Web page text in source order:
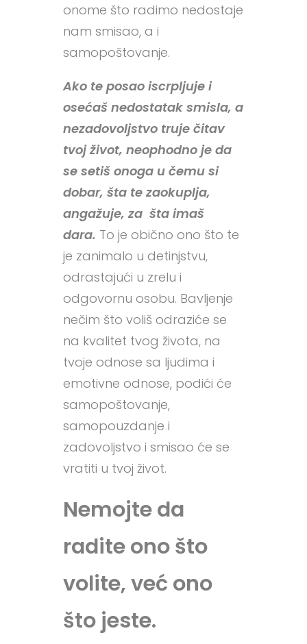
onome što radimo nedostaje
nam smisao, a i
samopoštovanje.
Ako te posao iscrpljuje i
osećaš nedostatak smisla, a
nezadovoljstvo truje čitav
tvoj život, neophodno je da
se setiš onoga u čemu si
dobar, šta te zaokuplja,
angažuje, za šta imaš
dara. To je obično ono što te
je zanimalo u detinjstvu,
odrastajući u zrelu i
odgovornu osobu. Bavljenje
nečim što voliš odraziće se
na kvalitet tvog života, na
tvoje odnose sa ljudima i
emotivne odnose, podići će
samopoštovanje,
samopouzdanje i
zadovoljstvo i smisao će se
vratiti u tvoj život.
Nemojte da
radite ono što
volite, već ono
što jeste.